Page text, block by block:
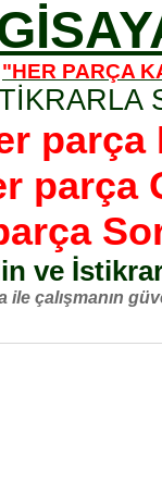
"HER PARÇA
parça
parça
ve
çalışmanın